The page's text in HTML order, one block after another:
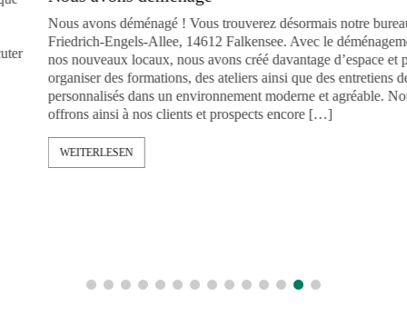
Nous avons déménagé ! Vous trouverez
Friedrich-Engels-Allee, 14612 Falkensee. Avec
nos nouveaux locaux, nous avons créé
organiser des formations, des ateliers ainsi que
personnalisés dans un environnement moderne
offrons ainsi à nos clients et prospects encore
et des cas
à discuter